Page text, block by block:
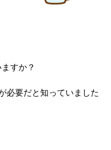
すか？
必要だと知っていました